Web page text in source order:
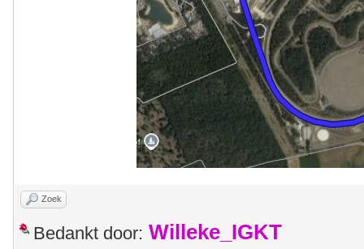
Zoek
Bedankt door: Willeke_IGKT